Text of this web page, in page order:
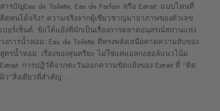
สารบัญEau de Toilette, Eau de Parfum หรือ Extrait: แบบไหนที่
ติดทนได้จริง? ความจริงจากผู้เชี่ยวชาญมายาภาพของตัวเลข
เปอร์เซ็นต์: ข้อโต้แย้งที่มักเป็นเรื่องการตลาดอนุสรณ์สถานแห่ง
วงการน้ำหอม: Eau de Toilette ที่ทรงพลังเหนือคาดความลับของ
สูตรน้ำหอม: เรื่องของสุนทรียะ ไม่ใช่แค่แอลกอฮอล์แนวโน้ม
Extrait: การปฏิวัติจากตะวันออกความขัดแย้งของ Extrait ที่ “ติด
ผิว”สิ่งเดียวที่สำคัญ:…